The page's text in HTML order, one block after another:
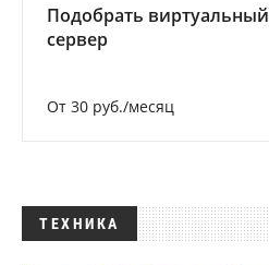
Подобрать виртуальный
сервер
От 30 руб./месяц
ТЕХНИКА